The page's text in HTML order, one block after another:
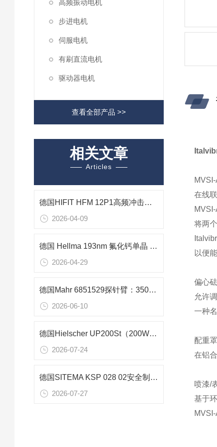
高频振动电机
步进电机
伺服电机
有刷直流电机
驱动器电机
查看全部产品 >>
相关文章
Articles
德国HIFIT HFM 12P1高频冲击焊枪在风电行业焊后强化中的应用
2026-04-09
德国 Hellma 193nm 氟化钙单晶 半导体 DUV 光刻核心材料
2026-04-29
德国Mahr 6851529探针臂：350mm长行程深腔测量专用精密组件
2026-06-10
德国Hielscher UP200St（200W）超声波均质机在超声乳化工艺中的应用研究
2026-07-24
德国SITEMA KSP 028 02安全制动器在跌落测试设备中的应用技术解析
2026-07-27
在线
将两
以便
偏心
允许
一种
配重
在铝
喷漆/
基于